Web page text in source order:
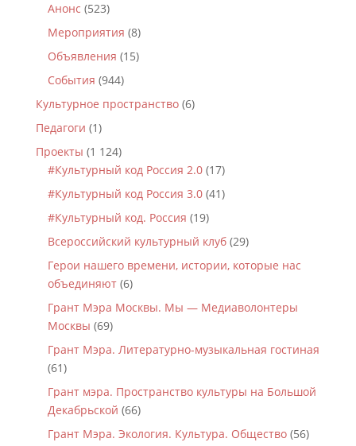
Анонс (523)
Мероприятия (8)
Объявления (15)
События (944)
Культурное пространство(6)
Педагоги (1)
Проекты (1 124)
#Культурный код Россия 2.0(17)
#Культурный код Россия 3.0(41)
#Культурный код. Россия (19)
Всероссийский культурный клуб(29)
Герои нашего времени, истории, которые нас
объединяют(6)
Грант Мэра Москвы. Мы — Медиаволонтеры
Москвы (69)
Грант Мэра. Литературно-музыкальная гостиная
(61)
Грант мэра. Пространство культуры на Большой
Декабрьской (66)
Грант Мэра. Экология. Культура. Общество(56)